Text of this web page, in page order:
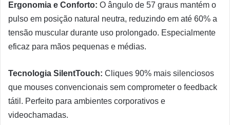
Ergonomia e Conforto: O ângulo de 57 graus mantém o
pulso em posição natural neutra, reduzindo em até 60% a
tensão muscular durante uso prolongado. Especialmente
eficaz para mãos pequenas e médias.
Tecnologia SilentTouch: Cliques 90% mais silenciosos
que mouses convencionais sem comprometer o feedback
tátil. Perfeito para ambientes corporativos e
videochamadas.